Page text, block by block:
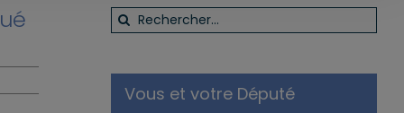
Rechercher:
Vous et votre Député